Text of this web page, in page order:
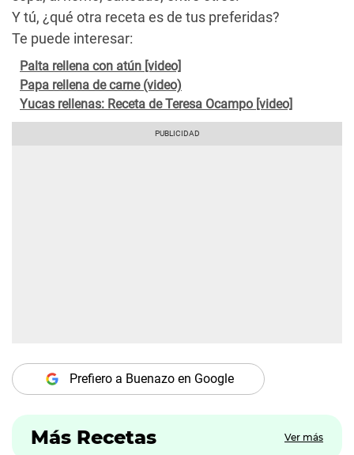
Y tú, ¿qué otra receta es de tus preferidas?
Te puede interesar:
Palta rellena con atún [video]
Papa rellena de carne (video)
Yucas rellenas: Receta de Teresa Ocampo [video]
Prefiero a Buenazo en Google
Más Recetas Ver más